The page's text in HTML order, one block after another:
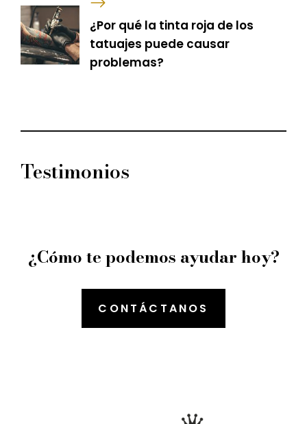
¿Por qué la tinta roja de los
tatuajes puede causar
problemas?
Testimonios
¿Cómo te podemos ayudar hoy?
CONTÁCTANOS